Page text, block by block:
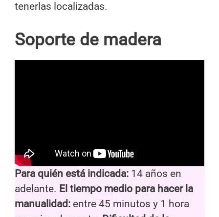
tenerlas localizadas.
Soporte de madera
Para quién está indicada: 14 años en
adelante. El tiempo medio para hacer la
manualidad: entre 45 minutos y 1 hora